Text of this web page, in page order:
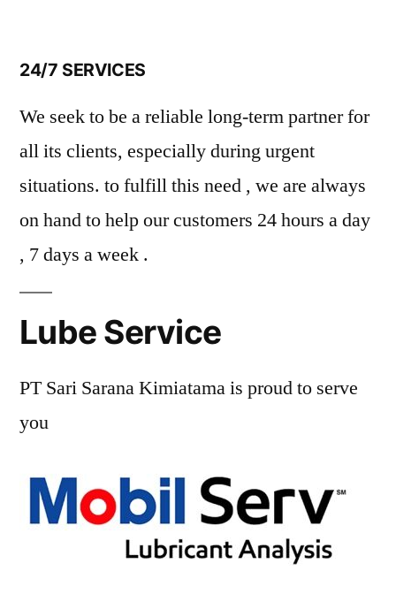
24/7 SERVICES
We seek to be a reliable long-term partner for
all its clients, especially during urgent
situations. to fulfill this need , we are always
on hand to help our customers 24 hours a day
, 7 days a week .
Lube Service
PT Sari Sarana Kimiatama is proud to serve
you